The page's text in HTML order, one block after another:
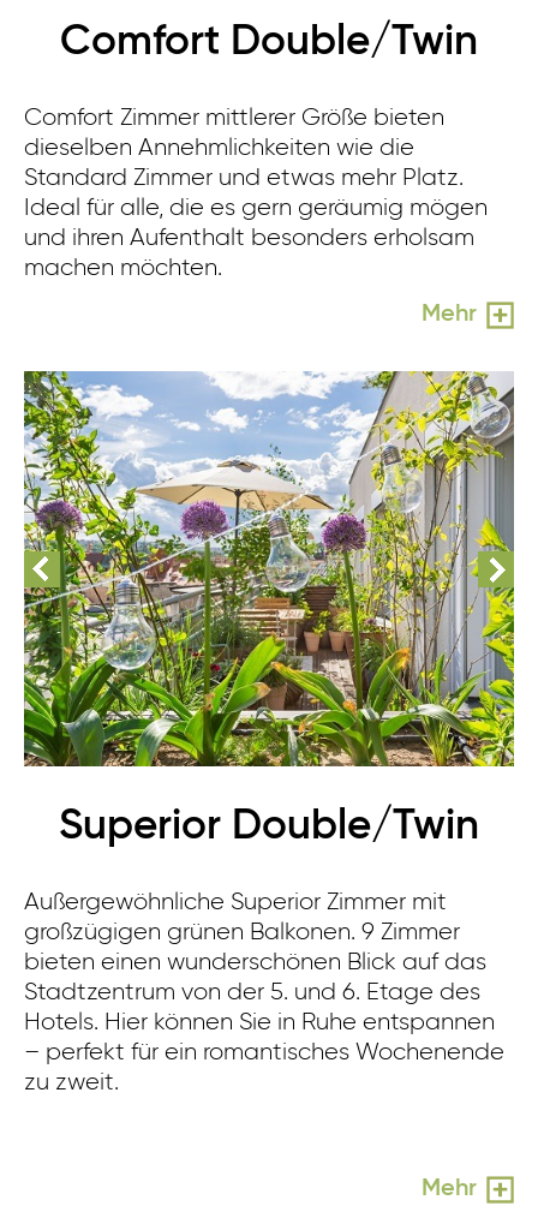
Comfort Double/Twin
Comfort Zimmer mittlerer Größe bieten
dieselben Annehmlichkeiten wie die
Standard Zimmer und etwas mehr Platz.
Ideal für alle, die es gern geräumig mögen
und ihren Aufenthalt besonders erholsam
machen möchten.
Mehr
Superior Double/Twin
Außergewöhnliche Superior Zimmer mit
großzügigen grünen Balkonen. 9 Zimmer
bieten einen wunderschönen Blick auf das
Stadtzentrum von der 5. und 6. Etage des
Hotels. Hier können Sie in Ruhe entspannen
– perfekt für ein romantisches Wochenende
zu zweit.
Mehr